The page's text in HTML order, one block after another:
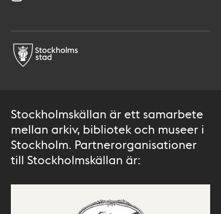
Stockholmskällan är ett samarbete
mellan arkiv, bibliotek och museer i
Stockholm. Partnerorganisationer
till Stockholmskällan är: